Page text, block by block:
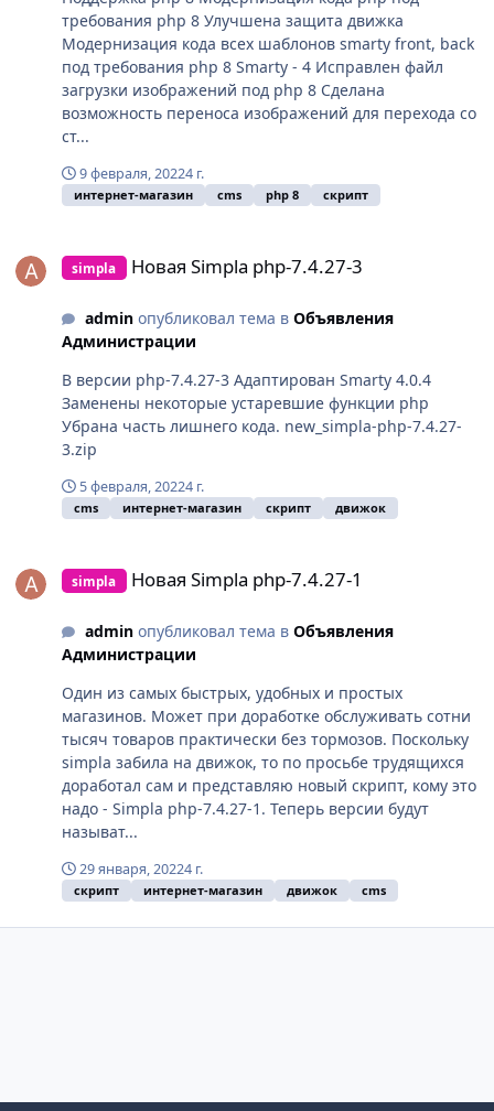
требования php 8 Улучшена защита движка
Модернизация кода всех шаблонов smarty front, back
под требования php 8 Smarty - 4 Исправлен файл
загрузки изображений под php 8 Сделана
возможность переноса изображений для перехода со
ст...
9 февраля, 20224 г.
интернет-магазин cms php 8 скрипт
simpla Новая Simpla php-7.4.27-3
adminопубликовал тема в Объявления
Администрации
В версии php-7.4.27-3 Адаптирован Smarty 4.0.4
Заменены некоторые устаревшие функции php
Убрана часть лишнего кода. new_simpla-php-7.4.27-
3.zip
5 февраля, 20224 г.
cms интернет-магазин скрипт движок
simpla Новая Simpla php-7.4.27-1
adminопубликовал тема в Объявления
Администрации
Один из самых быстрых, удобных и простых
магазинов. Может при доработке обслуживать сотни
тысяч товаров практически без тормозов. Поскольку
simpla забила на движок, то по просьбе трудящихся
доработал сам и представляю новый скрипт, кому это
надо - Simpla php-7.4.27-1. Теперь версии будут
называт...
29 января, 20224 г.
скрипт интернет-магазин движок cms